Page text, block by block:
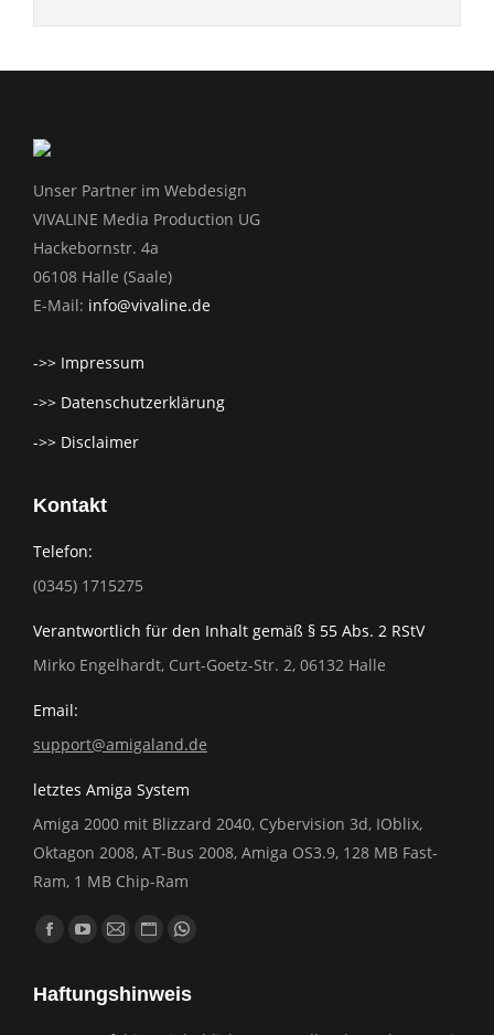
Unser Partner im Webdesign
VIVALINE Media Production UG
Hackebornstr. 4a
06108 Halle (Saale)
E-Mail: info@vivaline.de
->> Impressum
->> Datenschutzerklärung
->> Disclaimer
Kontakt
Telefon:
(0345) 1715275
Verantwortlich für den Inhalt gemäß § 55 Abs. 2 RStV
Mirko Engelhardt, Curt-Goetz-Str. 2, 06132 Halle
Email:
support@amigaland.de
letztes Amiga System
Amiga 2000 mit Blizzard 2040, Cybervision 3d, IOblix,
Oktagon 2008, AT-Bus 2008, Amiga OS3.9, 128 MB Fast-
Ram, 1 MB Chip-Ram
Finden Sie uns auf:
Facebook
opens
YouTube
opens
E-
page
Website
opens
Whatsapp
opens
Haftungshinweis